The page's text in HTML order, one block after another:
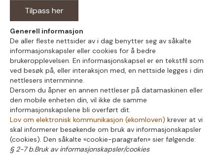
Tilpass her
Generell informasjon
De aller fleste nettsider av i dag benytter seg av såkalte
informasjonskapsler eller cookies for å bedre
brukeropplevelsen. En informasjonskapsel er en tekstfil som
ved besøk på, eller interaksjon med, en nettside legges i din
nettlesers internminne.
Dersom du åpner en annen nettleser på datamaskinen eller
den mobile enheten din, vil ikke de samme
informasjonskapslene bli overført dit.
Lov om elektronisk kommunikasjon (ekomloven) krever at vi
skal informerer besøkende om bruk av informasjonskapsler
(cookies). Den såkalte «cookie-paragrafen» sier følgende:
§ 2-7 b.Bruk av informasjonskapsler/cookies